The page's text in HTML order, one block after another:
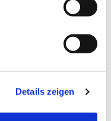
Details zeigen